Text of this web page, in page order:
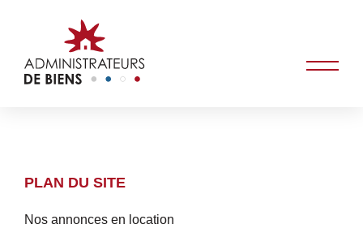
PLAN DU SITE
Nos annonces en location